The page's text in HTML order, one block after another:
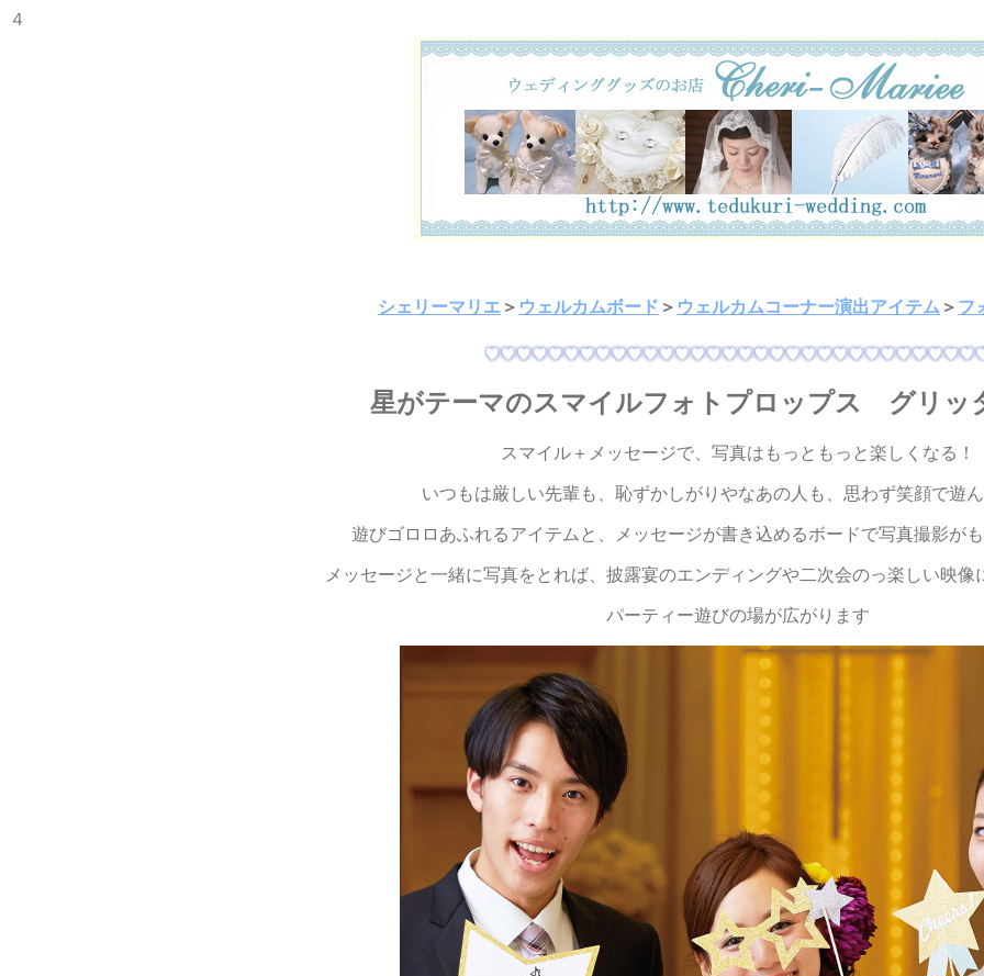
４
シェリーマリエ ＞ ウェルカムボード ＞ ウェルカムコーナー演出アイテム ＞ フ
星がテーマのスマイルフォトプロップス グリッ
スマイル＋メッセージで、写真はもっともっと楽しくなる！
いつもは厳しい先輩も、恥ずかしがりやなあの人も、思わず笑顔で遊
遊びゴロロあふれるアイテムと、メッセージが書き込めるボードで写真撮影が
メッセージと一緒に写真をとれば、披露宴のエンディングや二次会のっ楽しい映像
パーティー遊びの場が広がります